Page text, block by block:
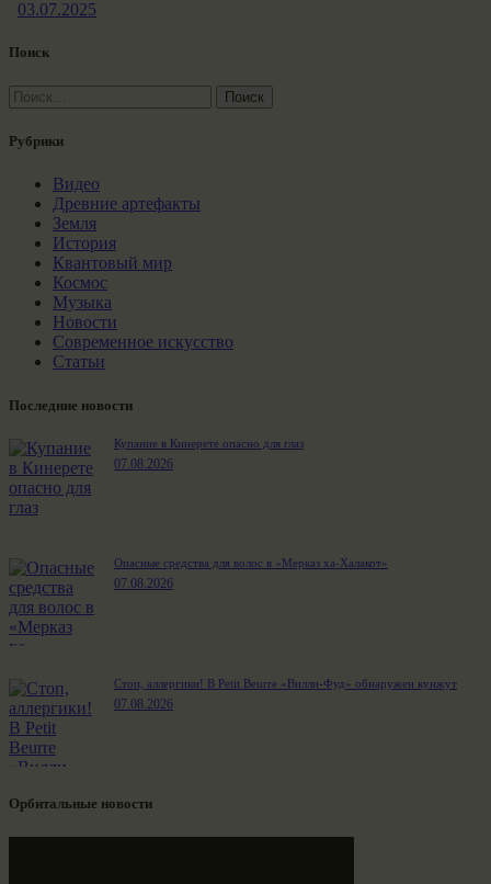
03.07.2025
Поиск
Найти:
Рубрики
Видео
Древние артефакты
Земля
История
Квантовый мир
Космос
Музыка
Новости
Современное искусство
Статьи
Последние новости
Купание в Кинерете опасно для глаз
07.08.2026
Опасные средства для волос в «Мерказ ха-Халакот»
07.08.2026
Стоп, аллергики! В Petit Beurre «Вилли-Фуд» обнаружен кунжут
07.08.2026
Орбитальные новости